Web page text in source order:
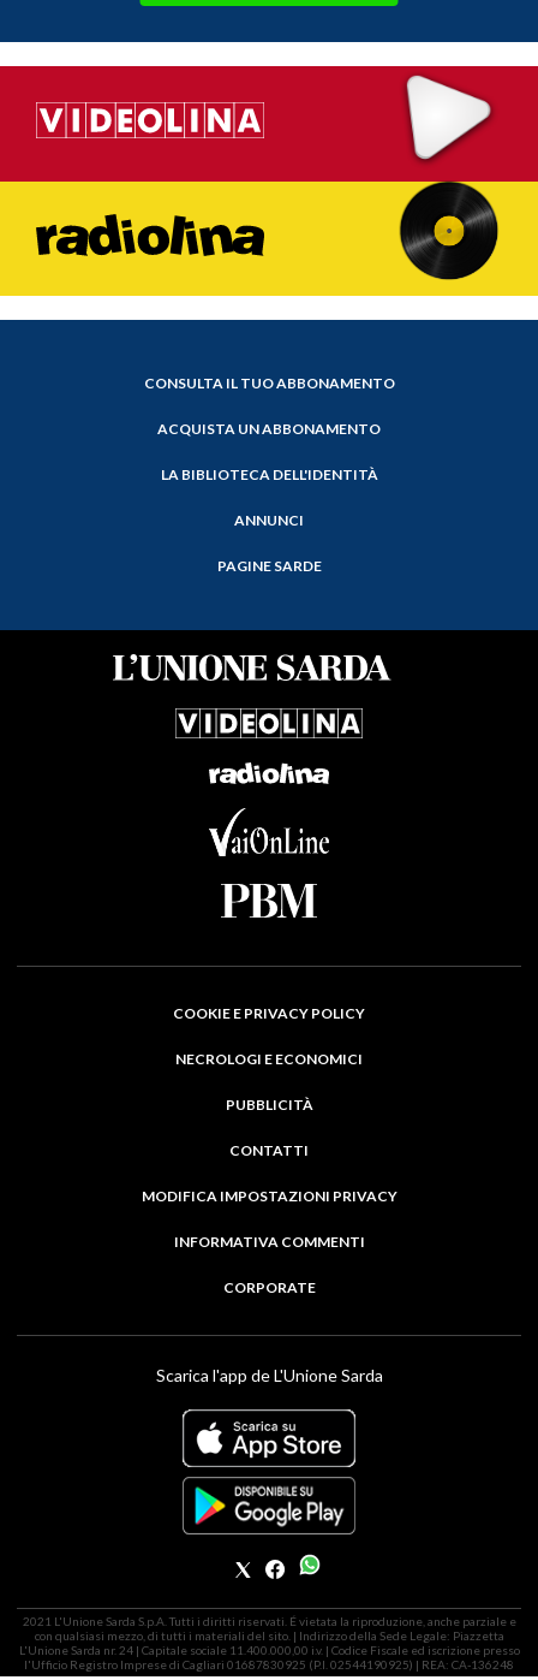
CONSULTA IL TUO ABBONAMENTO
ACQUISTA UN ABBONAMENTO
LA BIBLIOTECA DELL'IDENTITÀ
ANNUNCI
PAGINE SARDE
COOKIE E PRIVACY POLICY
NECROLOGI E ECONOMICI
PUBBLICITÀ
CONTATTI
MODIFICA IMPOSTAZIONI PRIVACY
INFORMATIVA COMMENTI
CORPORATE
Scarica l'app de L'Unione Sarda
2021 L'Unione Sarda S.p.A. Tutti i diritti riservati. É vietata la riproduzione, anche parziale e
con qualsiasi mezzo, di tutti i materiali del sito. | Indirizzo della Sede Legale: Piazzetta
L'Unione Sarda nr. 24 | Capitale sociale 11.400.000,00 i.v. | Codice Fiscale ed iscrizione presso
l'Ufficio Registro Imprese di Cagliari 01687830925 (P.I. 02544190925) | REA: CA-136248